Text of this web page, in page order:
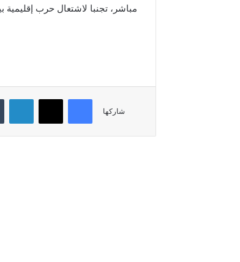
مباشر، تجنبا لاشتعال حرب إقليمية
شاركها
فيسبوك ‫X